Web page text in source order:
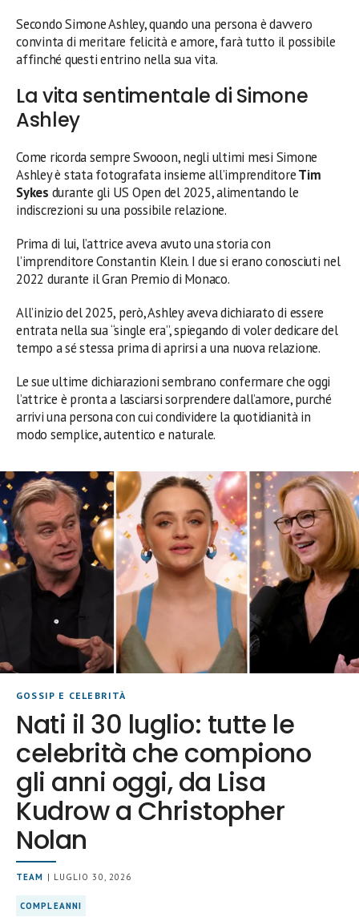
Secondo Simone Ashley, quando una persona è davvero
convinta di meritare felicità e amore, farà tutto il possibile
affinché questi entrino nella sua vita.
La vita sentimentale di Simone
Ashley
Come ricorda sempre Swooon, negli ultimi mesi Simone
Ashley è stata fotografata insieme all’imprenditoreTim
Sykes durante gli US Open del 2025, alimentando le
indiscrezioni su una possibile relazione.
Prima di lui, l’attrice aveva avuto una storia con
l’imprenditore Constantin Klein. I due si erano conosciuti nel
2022 durante il Gran Premio di Monaco.
All’inizio del 2025, però, Ashley aveva dichiarato di essere
entrata nella sua “single era”, spiegando di voler dedicare del
tempo a sé stessa prima di aprirsi a una nuova relazione.
Le sue ultime dichiarazioni sembrano confermare che oggi
l’attrice è pronta a lasciarsi sorprendere dall’amore, purché
arrivi una persona con cui condividere la quotidianità in
modo semplice, autentico e naturale.
GOSSIP E CELEBRITÀ
Nati il 30 luglio: tutte le
celebrità che compiono
gli anni oggi, da Lisa
Kudrow a Christopher
Nolan
TEAM | LUGLIO 30, 2026
COMPLEANNI